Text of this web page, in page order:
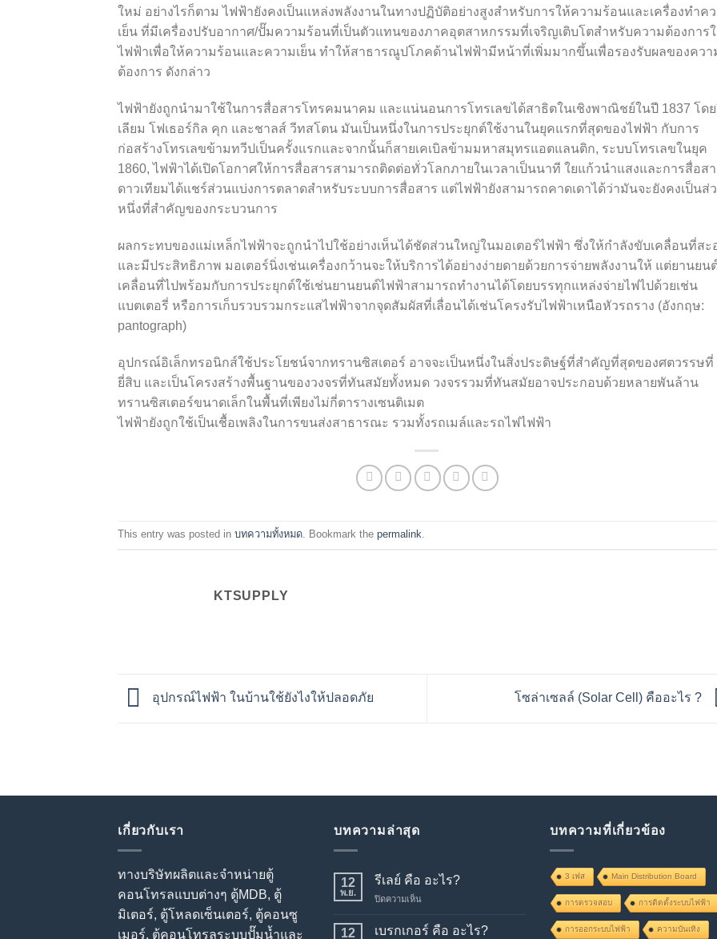
ใหม่ อย่างไรก็ตาม ไฟฟ้ายังคงเป็นแหล่งพลังงานในทางปฏิบัติอย่างสูงสำหรับการให้ความร้อนและเครื่องทำค
เย็น ที่มีเครื่องปรับอากาศ/ปั๊มความร้อนที่เป็นตัวแทนของภาคอุตสาหกรรมที่เจริญเติบโตสำหรับความต้องการ
ไฟฟ้าเพื่อให้ความร้อนและความเย็น ทำให้สาธารณูปโภคด้านไฟฟ้ามีหน้าที่เพิ่มมากขึ้นเพื่อรองรับผลของควา
ต้องการ ดังกล่าว
ไฟฟ้ายังถูกนำมาใช้ในการสื่อสารโทรคมนาคม และแน่นอนการโทรเลขได้สาธิตในเชิงพาณิชย์ในปี 1837 โด
เลียม โฟเธอร์กิล คุก และชาลส์ วีทสโตน มันเป็นหนึ่งในการประยุกต์ใช้งานในยุคแรกที่สุดของไฟฟ้า กับการ
ก่อสร้างโทรเลขข้ามทวีปเป็นครั้งแรกและจากนั้นก็สายเคเบิลข้ามมหาสมุทรแอตแลนติก, ระบบโทรเลขในยุค
1860, ไฟฟ้าได้เปิดโอกาศให้การสื่อสารสามารถติดต่อทั่วโลกภายในเวลาเป็นนาที ใยแก้วนำแสงและการสื่อส
ดาวเทียมได้แชร์ส่วนแบ่งการตลาดสำหรับระบบการสื่อสาร แต่ไฟฟ้ายังสามารถคาดเดาได้ว่ามันจะยังคงเป็นส่
หนึ่งที่สำคัญของกระบวนการ
ผลกระทบของแม่เหล็กไฟฟ้าจะถูกนำไปใช้อย่างเห็นได้ชัดส่วนใหญ่ในมอเตอร์ไฟฟ้า ซึ่งให้กำลังขับเคลื่อนที่สะ
และมีประสิทธิภาพ มอเตอร์นิ่งเช่นเครื่องกว้านจะให้บริการได้อย่างง่ายดายด้วยการจ่ายพลังงานให้ แต่ยานยน
เคลื่อนที่ไปพร้อมกับการประยุกต์ใช้เช่นยานยนต์ไฟฟ้าสามารถทำงานได้โดยบรรทุกแหล่งจ่ายไฟไปด้วยเช่น
แบตเตอรี่ หรือการเก็บรวบรวมกระแสไฟฟ้าจากจุดสัมผัสที่เลื่อนได้เช่นโครงรับไฟฟ้าเหนือหัวรถราง (อังกฤษ:
pantograph)
อุปกรณ์อิเล็กทรอนิกส์ใช้ประโยชน์จากทรานซิสเตอร์ อาจจะเป็นหนึ่งในสิ่งประดิษฐ์ที่สำคัญที่สุดของศตวรรษที่
ยี่สิบ และเป็นโครงสร้างพื้นฐานของวงจรที่ทันสมัยทั้งหมด วงจรรวมที่ทันสมัย​​อาจประกอบด้วยหลายพันล้าน
ทรานซิสเตอร์ขนาดเล็กในพื้นที่เพียงไม่กี่ตารางเซนติเมต
ไฟฟ้ายังถูกใช้เป็นเชื้อเพลิงในการขนส่งสาธารณะ รวมทั้งรถเมล์และรถไฟไฟฟ้​​า
This entry was posted in บทความทั้งหมด. Bookmark the permalink.
KTSUPPLY
อุปกรณ์ไฟฟ้า ในบ้านใช้ยังไงให้ปลอดภัย โซล่าเซลล์ (Solar Cell) คืออะไร ?
เกี่ยวกับเรา
ทางบริษัทผลิตและจำหน่ายตู้
คอนโทรลแบบต่างๆ ตู้MDB, ตู้
มิเตอร์, ตู้โหลดเซ็นเตอร์, ตู้คอนซู
เมอร์, ตู้คอนโทรลระบบปั๊มน้ำและ
บทความล่าสุด
12
พ.ย.
รีเลย์ คือ อะไร?
ปิดความเห็น
คือ
12 เบรกเกอร์ คือ อะไร?
บทความที่เกี่ยวข้อง
3 เฟส Main Distribution Board
การตรวจสอบ การติดตั้งระบบไฟฟ้า
การออกระบบไฟฟ้า ความบันเทิง